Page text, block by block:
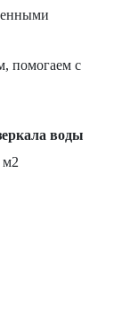
помогаем с
воды
м2